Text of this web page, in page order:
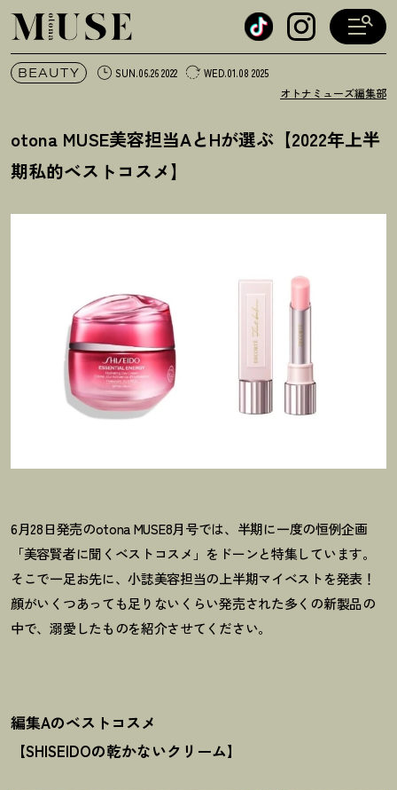
オトナミューズ ウェブ
BEAUTY SUN.06.26 2022 WED.01.08 2025
オトナミューズ編集部
otona MUSE美容担当AとHが選ぶ【2022年上半
期私的ベストコスメ】
6月28日発売のotona MUSE8月号では、半期に一度の恒例企画
「美容賢者に聞くベストコスメ」をドーンと特集しています。
そこで一足お先に、小誌美容担当の上半期マイベストを発表！
顔がいくつあっても足りないくらい発売された多くの新製品の
中で、溺愛したものを紹介させてください。
編集Aのベストコスメ
【SHISEIDOの乾かないクリーム】